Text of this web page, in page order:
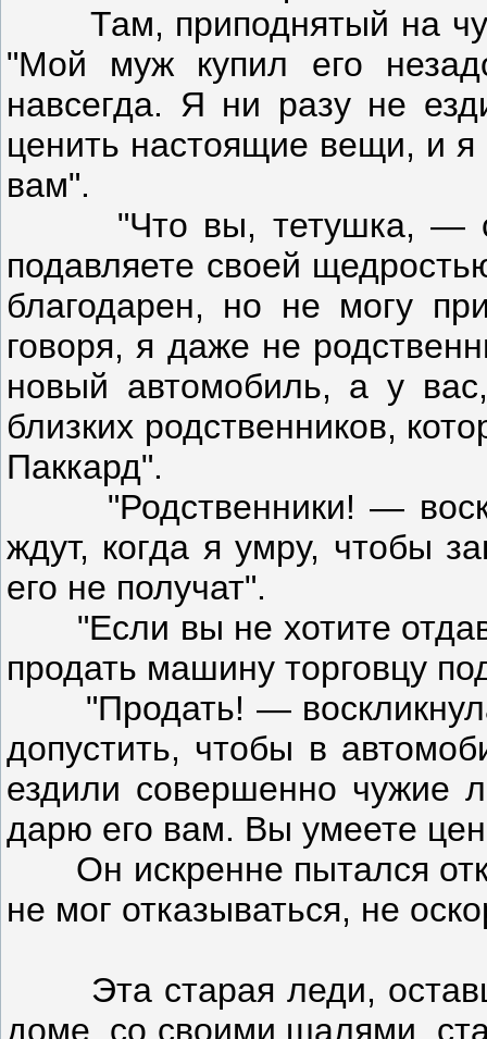
Там, приподнятый на
"Мой муж купил его
навсегда. Я ни разу не
ценить настоящие вещи, и
вам".
"Что вы, тетушка, —
подавляете своей
благодарен, но не могу
говоря, я даже не
новый автомобиль, а у
близких родственников,
Паккард".
"Родственники! —
ждут, когда я умру, чтобы
его не получат".
"Если вы не хотите
продать машину торговцу
"Продать! —
допустить, чтобы в
ездили совершенно чужие
дарю его вам. Вы умеете
Он искренне пытался
не мог отказываться, не
Эта старая леди,
доме, со своими шалями,